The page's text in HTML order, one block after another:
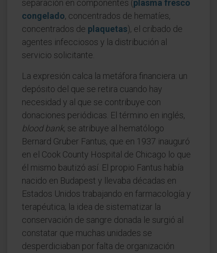
separación en componentes (plasma fresco
congelado, concentrados de hematíes,
concentrados de plaquetas), el cribado de
agentes infecciosos y la distribución al
servicio solicitante.
La expresión calca la metáfora financiera: un
depósito del que se retira cuando hay
necesidad y al que se contribuye con
donaciones periódicas. El término en inglés,
blood bank, se atribuye al hematólogo
Bernard Gruber Fantus, que en 1937 inauguró
en el Cook County Hospital de Chicago lo que
él mismo bautizó así. El propio Fantus había
nacido en Budapest y llevaba décadas en
Estados Unidos trabajando en farmacología y
terapéutica; la idea de sistematizar la
conservación de sangre donada le surgió al
constatar que muchas unidades se
desperdiciaban por falta de organización